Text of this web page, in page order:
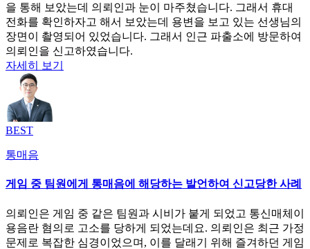
을 통해 보았는데 의뢰인과 눈이 마주쳤습니다. 그래서 휴대
전화를 확인하자고 해서 보았는데 용변을 보고 있는 선생님의
장면이 촬영되어 있었습니다. 그래서 인근 파출소에 방문하여
의뢰인을 신고하였습니다.
자세히 보기
BEST
통매음
게임 중 팀원에게 통매음에 해당하는 발언하여 신고당한 사례
의뢰인은 게임 중 같은 팀원과 시비가 붙게 되었고 통신매체이
용음란 혐의로 고소를 당하게 되었는데요. 의뢰인은 최근 가정
문제로 복잡한 심경이었으며, 이를 달래기 위해 즐겨하던 게임